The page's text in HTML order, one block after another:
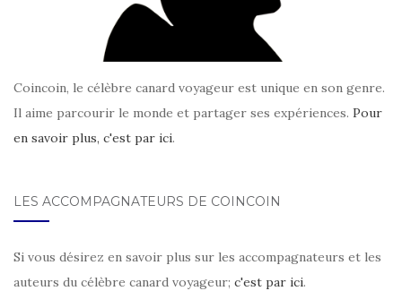
Coincoin, le célèbre canard voyageur est unique en son genre.
Il aime parcourir le monde et partager ses expériences. Pour
en savoir plus, c'est par ici.
LES ACCOMPAGNATEURS DE COINCOIN
Si vous désirez en savoir plus sur les accompagnateurs et les
auteurs du célèbre canard voyageur; c'est par ici.